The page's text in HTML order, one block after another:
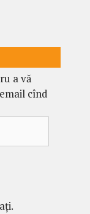
a vă
cînd